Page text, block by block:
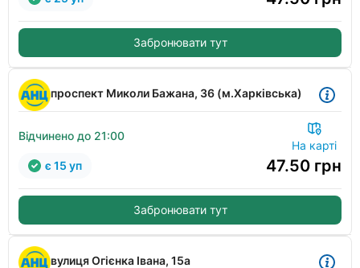
Забронювати тут
проспект Миколи Бажана, 36 (м.Харківська)
Відчинено до 21:00
На карті
47.50 грн
є 15 уп
Забронювати тут
вулиця Огієнка Івана, 15а